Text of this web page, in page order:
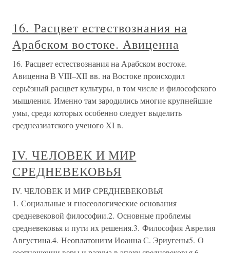
16. Расцвет естествознания на
Арабском востоке. Авиценна
16. Расцвет естествознания на Арабском востоке.
Авиценна В VIII–XII вв. на Востоке происходил
серьёзный расцвет культуры, в том числе и философского
мышления. Именно там зародились многие крупнейшие
умы, среди которых особенно следует выделить
среднеазиатского ученого XI в.
IV. ЧЕЛОВЕК И МИР
СРЕДНЕВЕКОВЬЯ
IV. ЧЕЛОВЕК И МИР СРЕДНЕВЕКОВЬЯ
1. Социальные и гносеологические основания
средневековой философии.2. Основные проблемы
средневековья и пути их решения.3. Философия Аврелия
Августина.4. Неоплатонизм Иоанна С. Эриугены5. О